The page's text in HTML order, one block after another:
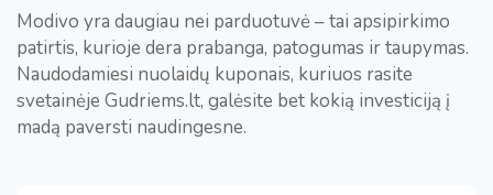
Modivo yra daugiau nei parduotuvė – tai apsipirkimo
patirtis, kurioje dera prabanga, patogumas ir taupymas.
Naudodamiesi nuolaidų kuponais, kuriuos rasite
svetainėje Gudriems.lt, galėsite bet kokią investiciją į
madą paversti naudingesne.